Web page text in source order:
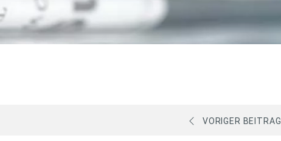
VORIGER BEITRAG